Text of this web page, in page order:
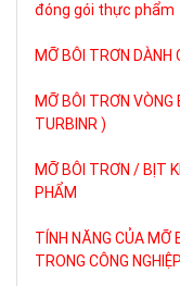
đóng gói thực phẩm
MỠ BÔI TRƠN DÀNH
MỠ BÔI TRƠN VÒNG
TURBINR )
MỠ BÔI TRƠN / BỊT
PHẨM
TÍNH NĂNG CỦA MỠ
TRONG CÔNG NGHIỆP